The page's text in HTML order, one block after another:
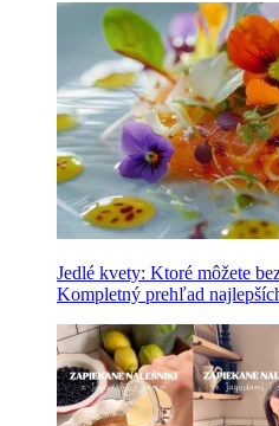
Jedlé kvety: Ktoré môžete
Kompletný prehľad